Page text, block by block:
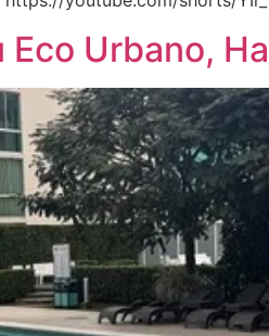
Urbano,